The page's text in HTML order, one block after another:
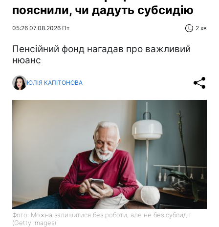
пояснили, чи дадуть субсидію
05:26 07.08.2026 Пт 2 хв
Пенсійний фонд нагадав про важливий
нюанс
ЮЛІЯ КАПІТОНОВА
Фото: Можна залишитися без роботи, але не без субсидії
(Getty Images)